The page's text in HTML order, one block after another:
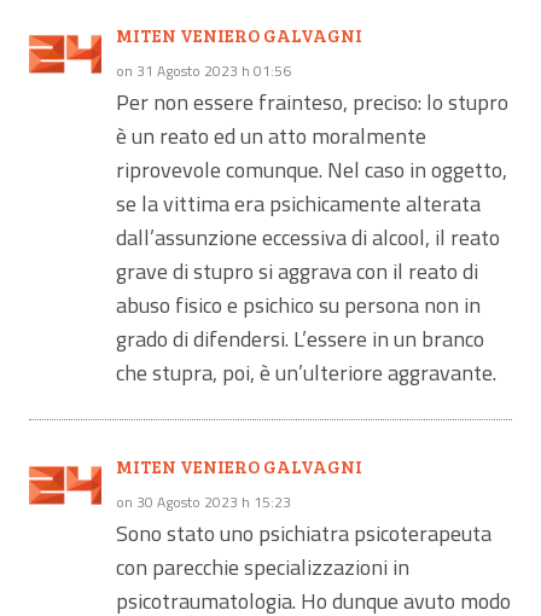
MITEN VENIERO GALVAGNI
on 31 Agosto 2023 h 01:56
Per non essere frainteso, preciso: lo stupro
è un reato ed un atto moralmente
riprovevole comunque. Nel caso in oggetto,
se la vittima era psichicamente alterata
dall’assunzione eccessiva di alcool, il reato
grave di stupro si aggrava con il reato di
abuso fisico e psichico su persona non in
grado di difendersi. L’essere in un branco
che stupra, poi, è un’ulteriore aggravante.
MITEN VENIERO GALVAGNI
on 30 Agosto 2023 h 15:23
Sono stato uno psichiatra psicoterapeuta
con parecchie specializzazioni in
psicotraumatologia. Ho dunque avuto modo